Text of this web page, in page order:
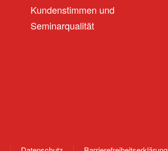
Kundenstimmen und
Seminarqualität